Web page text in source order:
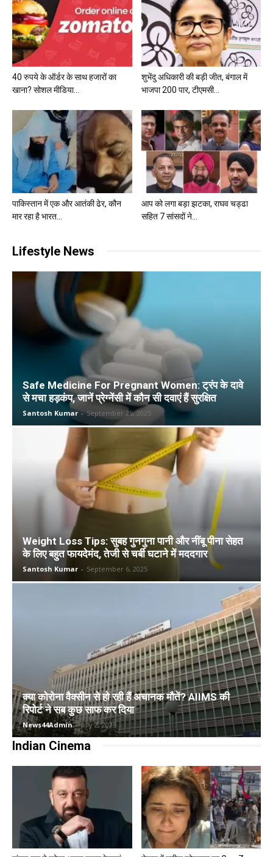
40 रुपये के ऑर्डर के साथ हजारों का
खाना? सोशल मीडिया...
शुभेंदु अधिकारी की बड़ी जीत, बंगाल में
भाजपा 200 पार, टीएमसी...
पाकिस्तान में एक और आतंकी ढेर, कौन
मार रहा है भारत...
आप को लगा बड़ा झटका, राघव चड्ढा
सहित 7 सांसदों ने...
Lifestyle News
Safe Medicine For Pregnant Women: ट्रंप के दावे
से मचा हड़कंप, जानें प्रेग्नेंसी में कौन सी दवाएं हैं सुरक्षित
Santosh Kumar - September 25, 2025
Weight Loss Tips: सुबह गुनगुना पानी और नींबू पीना सेहत
के लिए बहुत फायदेमंद, तेजी से चर्बी घटाने में मददगार
Santosh Kumar - September 6, 2025
क्या कोरोना वैक्सीन से हो रही हैं अचानक मौतें? AIIMS की
रिपोर्ट ने सब कुछ साफ कर दिया
News44Admin - July 2, 2025
Indian Cinema